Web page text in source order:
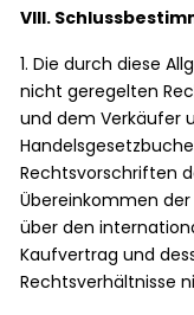
VIII.
1. Die durch diese
nicht geregelten
und dem Verkäufer
Rechtsvorschriften
Übereinkommen
über den
Kaufvertrag und
Rechtsverhältnisse